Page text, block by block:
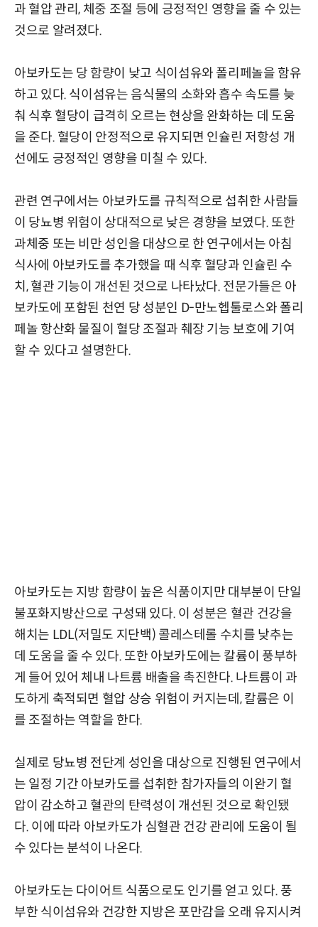
과 혈압 관리, 체중 조절 등에 긍정적인 영향을 줄 수 있는
것으로 알려졌다.
아보카도는 당 함량이 낮고 식이섬유와 폴리페놀을 함유
하고 있다. 식이섬유는 음식물의 소화와 흡수 속도를 늦
춰 식후 혈당이 급격히 오르는 현상을 완화하는 데 도움
을 준다. 혈당이 안정적으로 유지되면 인슐린 저항성 개
선에도 긍정적인 영향을 미칠 수 있다.
관련 연구에서는 아보카도를 규칙적으로 섭취한 사람들
이 당뇨병 위험이 상대적으로 낮은 경향을 보였다. 또한
과체중 또는 비만 성인을 대상으로 한 연구에서는 아침
식사에 아보카도를 추가했을 때 식후 혈당과 인슐린 수
치, 혈관 기능이 개선된 것으로 나타났다. 전문가들은 아
보카도에 포함된 천연 당 성분인 D-만노헵툴로스와 폴리
페놀 항산화 물질이 혈당 조절과 췌장 기능 보호에 기여
할 수 있다고 설명한다.
아보카도는 지방 함량이 높은 식품이지만 대부분이 단일
불포화지방산으로 구성돼 있다. 이 성분은 혈관 건강을
해치는 LDL(저밀도 지단백) 콜레스테롤 수치를 낮추는
데 도움을 줄 수 있다. 또한 아보카도에는 칼륨이 풍부하
게 들어 있어 체내 나트륨 배출을 촉진한다. 나트륨이 과
도하게 축적되면 혈압 상승 위험이 커지는데, 칼륨은 이
를 조절하는 역할을 한다.
실제로 당뇨병 전단계 성인을 대상으로 진행된 연구에서
는 일정 기간 아보카도를 섭취한 참가자들의 이완기 혈
압이 감소하고 혈관의 탄력성이 개선된 것으로 확인됐
다. 이에 따라 아보카도가 심혈관 건강 관리에 도움이 될
수 있다는 분석이 나온다.
아보카도는 다이어트 식품으로도 인기를 얻고 있다. 풍
부한 식이섬유와 건강한 지방은 포만감을 오래 유지시켜